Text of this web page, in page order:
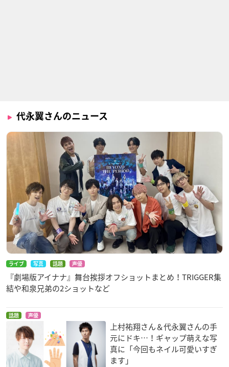
代永翼さんのニュース
ライブ 写真 話題 声優
『劇場版アイナナ』舞台挨拶オフショットまとめ！TRIGGER集
結や和泉兄弟の2ショットなど
話題 声優
上村祐翔さん＆代永翼さんの手
元にドキ…！ギャップ萌えな写
真に「今回もネイル可愛いすぎ
ます」